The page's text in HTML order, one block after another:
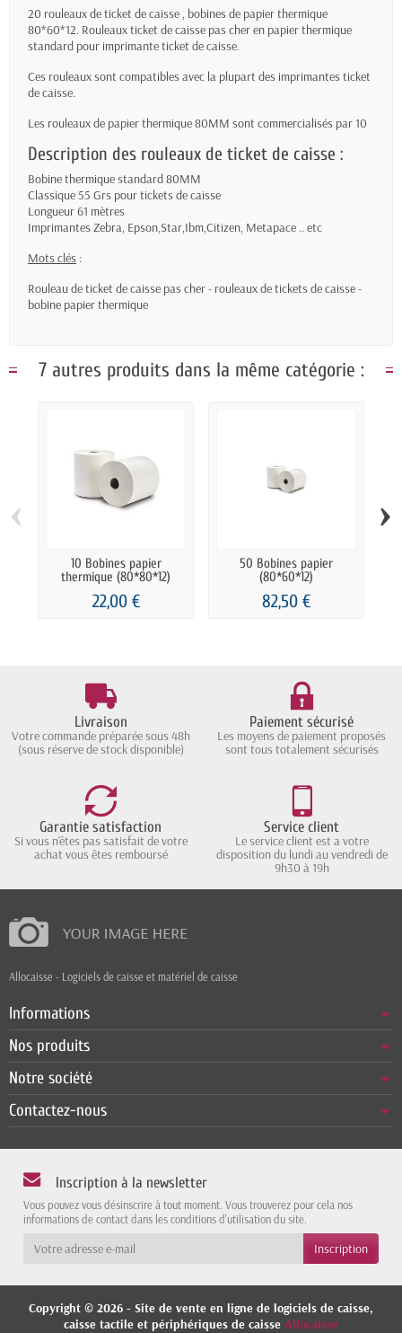
20 rouleaux de ticket de caisse , bobines de papier thermique
80*60*12. Rouleaux ticket de caisse pas cher en papier thermique
standard pour imprimante ticket de caisse.
Ces rouleaux sont compatibles avec la plupart des imprimantes ticket
de caisse.
Les rouleaux de papier thermique 80MM sont commercialisés par 10
Description des rouleaux de ticket de caisse :
Bobine thermique standard 80MM
Classique 55 Grs pour tickets de caisse
Longueur 61 mètres
Imprimantes Zebra, Epson,Star,Ibm,Citizen, Metapace .. etc
Mots clés :
Rouleau de ticket de caisse pas cher - rouleaux de tickets de caisse -
bobine papier thermique
7 autres produits dans la même catégorie :
10 Bobines papier
thermique (80*80*12)
22,00 €
50 Bobines papier
(80*60*12)
82,50 €
‹ ›
Livraison
Votre commande préparée sous 48h
(sous réserve de stock disponible)
Paiement sécurisé
Les moyens de paiement proposés
sont tous totalement sécurisés
Garantie satisfaction
Si vous n'êtes pas satisfait de votre
achat vous êtes remboursé
Service client
Le service client est a votre
disposition du lundi au vendredi de
9h30 à 19h
Allocaisse - Logiciels de caisse et matériel de caisse
Informations
Nos produits
Notre société
Contactez-nous
Inscription à la newsletter
Vous pouvez vous désinscrire à tout moment. Vous trouverez pour cela nos
informations de contact dans les conditions d'utilisation du site.
Copyright © 2026 - Site de vente en ligne de logiciels de caisse,
caisse tactile et périphériques de caisse Allocaisse